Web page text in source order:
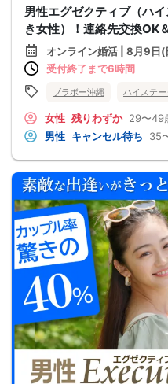
男性エグゼクティブ（ハ
き女性）！連絡先交換OK
オンライン婚活 | 8月9日
受付終了まで6時間
ブラボー沖縄 ハイステー
女性 残りわずか 29〜49
男性 キャンセル待ち 35